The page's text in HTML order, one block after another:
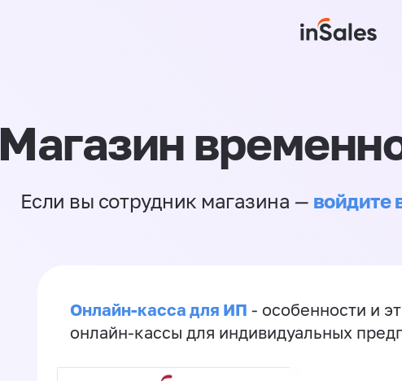
Магазин
Если вы сотрудник магазина — войдите
Онлайн-касса для ИП - особенности и
онлайн-кассы для индивидуальных